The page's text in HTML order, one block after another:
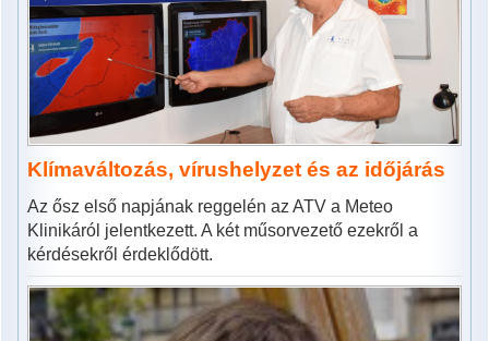
Klímaváltozás, vírushelyzet és az időjárás
Az ősz első napjának reggelén az ATV a Meteo
Klinikáról jelentkezett. A két műsorvezető ezekről a
kérdésekről érdeklődött.